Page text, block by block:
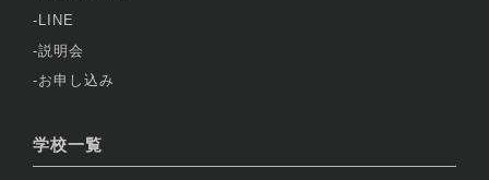
LINE
説明会
お申し込み
学校一覧